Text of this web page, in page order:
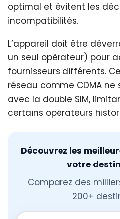
optimal et évitent les
incompatibilités.
L’appareil doit être
un seul opérateur) pour
fournisseurs différents.
réseau comme CDMA
avec la double SIM,
certains opérateurs
Découvrez les
votre
Comparez des
200+